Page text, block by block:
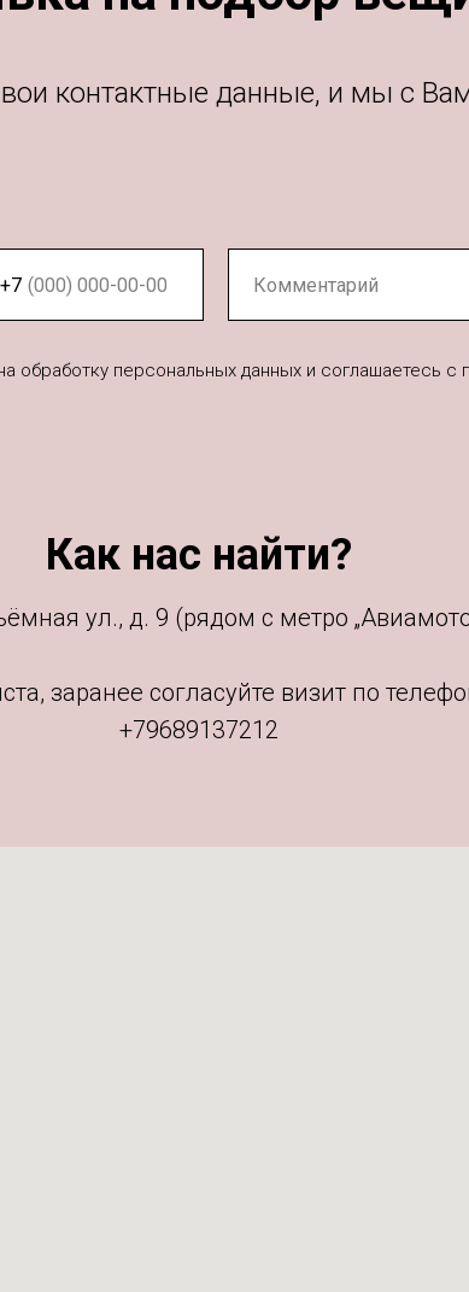
контактные данные, и мы с
+7
обработку персональных данных и соглашаетесь c
Как нас найти?
ул., д. 9 (рядом с метро
заранее согласуйте визит по
+79689137212